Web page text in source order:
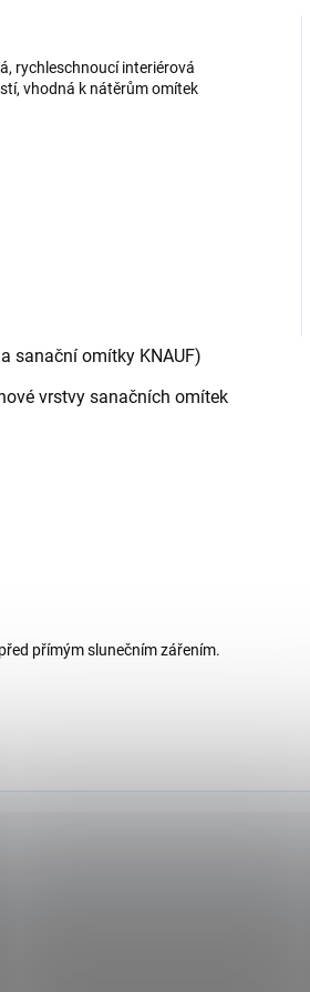
rychleschnoucí interiérová
vhodná k nátěrům omítek
sanační omítky KNAUF)
vrstvy sanačních omítek
přímým slunečním zářením.